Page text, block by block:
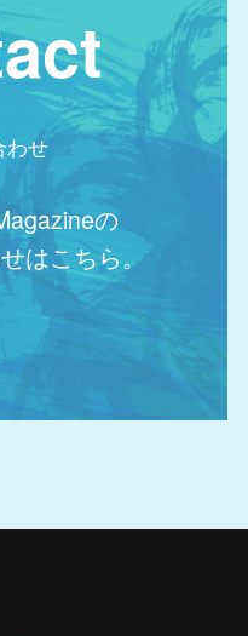
わせ
の
はこちら。